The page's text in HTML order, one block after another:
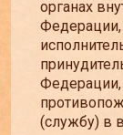
органах
Федерации,
Федерации,
(службу) в